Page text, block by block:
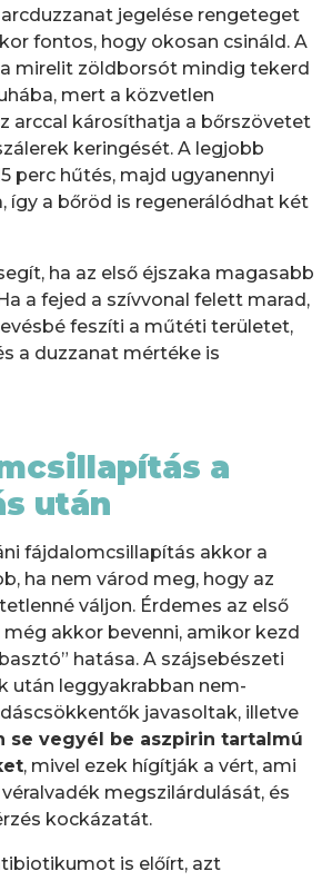
arcduzzanat jegelése rengeteget
fontos, hogy okosan csináld. A
mirelit zöldborsót mindig tekerd
mert a közvetlen
arccal károsíthatja a bőrszövetet
keringését. A legjobb
perc hűtés, majd ugyanennyi
így a bőröd is regenerálódhat két
ha az első éjszaka magasabb
a fejed a szívvonal felett marad,
feszíti a műtéti területet,
a duzzanat mértéke is
a
után
fájdalomcsillapítás akkor a
ha nem várod meg, hogy az
váljon. Érdemes az első
akkor bevenni, amikor kezd
hatása. A szájsebészeti
után leggyakrabban nem-
javasoltak, illetve
se vegyél be aszpirin tartalmú
, mivel ezek hígítják a vért, ami
megszilárdulását, és
kockázatát.
is előírt, azt